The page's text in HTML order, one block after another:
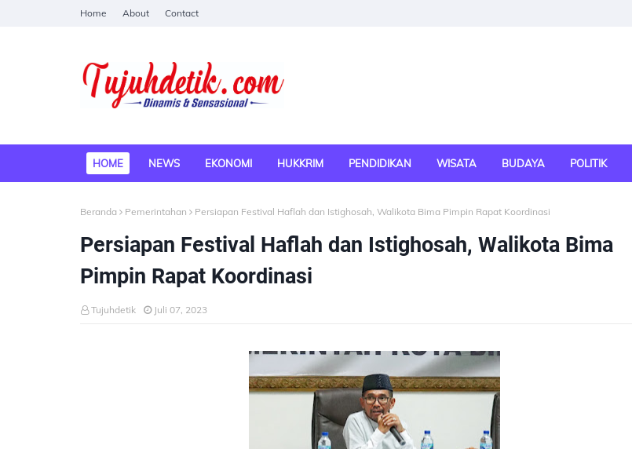
Home About Contact
HOME NEWS EKONOMI HUKKRIM PENDIDIKAN WISATA BUDAYA POLITIK
Beranda Pemerintahan Persiapan Festival Haflah dan Istighosah, Walikota Bima Pimpin Rapat Koordinasi
Persiapan Festival Haflah dan Istighosah, Walikota Bima
Pimpin Rapat Koordinasi
Tujuhdetik Juli 07, 2023